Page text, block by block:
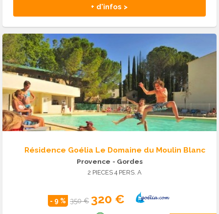
+ d'infos >
Résidence Goélia Le Domaine du Moulin Blanc
Provence - Gordes
2 PIECES 4 PERS. A
- 9 % 350 € 320 €